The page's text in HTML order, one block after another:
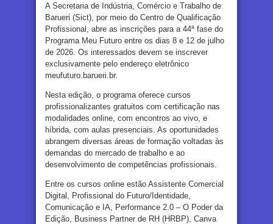
A Secretaria de Indústria, Comércio e Trabalho de
Barueri (Sict), por meio do Centro de Qualificação
Profissional, abre as inscrições para a 44ª fase do
Programa Meu Futuro entre os dias 8 e 12 de julho
de 2026. Os interessados devem se inscrever
exclusivamente pelo endereço eletrônico
meufuturo.barueri.br.
Nesta edição, o programa oferece cursos
profissionalizantes gratuitos com certificação nas
modalidades online, com encontros ao vivo, e
híbrida, com aulas presenciais. As oportunidades
abrangem diversas áreas de formação voltadas às
demandas do mercado de trabalho e ao
desenvolvimento de competências profissionais.
Entre os cursos online estão Assistente Comercial
Digital, Profissional do Futuro/Identidade,
Comunicação e IA, Performance 2.0 – O Poder da
Edição, Business Partner de RH (HRBP), Canva